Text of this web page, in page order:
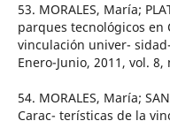
53. MORALES, María;
parques tecnológicos en
vinculación univer-
Enero-Junio, 2011, vol. 8,
54. MORALES, María;
Carac- terísticas de la